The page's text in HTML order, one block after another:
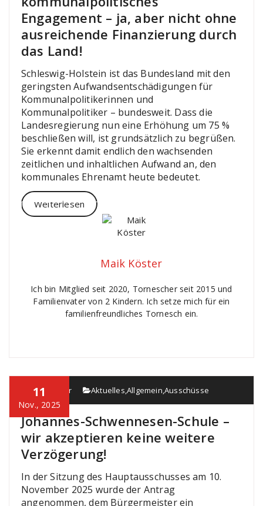
Engagement – ja, aber nicht ohne
ausreichende Finanzierung durch
das Land!
Schleswig-Holstein ist das Bundesland mit den
geringsten Aufwandsentschädigungen für
Kommunalpolitikerinnen und
Kommunalpolitiker – bundesweit. Dass die
Landesregierung nun eine Erhöhung um 75 %
beschließen will, ist grundsätzlich zu begrüßen.
Sie erkennt damit endlich den wachsenden
zeitlichen und inhaltlichen Aufwand an, den
kommunales Ehrenamt heute bedeutet.
Weiterlesen
Maik Köster
Ich bin Mitglied seit 2020, Tornescher seit 2015 und
Familienvater von 2 Kindern. Ich setze mich für ein
familienfreundliches Tornesch ein.
11
Nov., 2025
Maik Köster Aktuelles,Allgemein,Ausschüsse
Johannes-Schwennesen-Schule –
wir akzeptieren keine weitere
Verzögerung!
In der Sitzung des Hauptausschusses am 10.
November 2025 wurde der Antrag
angenommen, dem Bürgermeister ein